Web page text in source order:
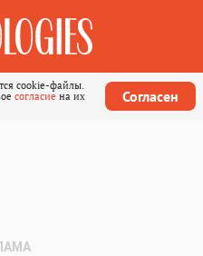
cookie-файлы.
согласие на их
Согласен